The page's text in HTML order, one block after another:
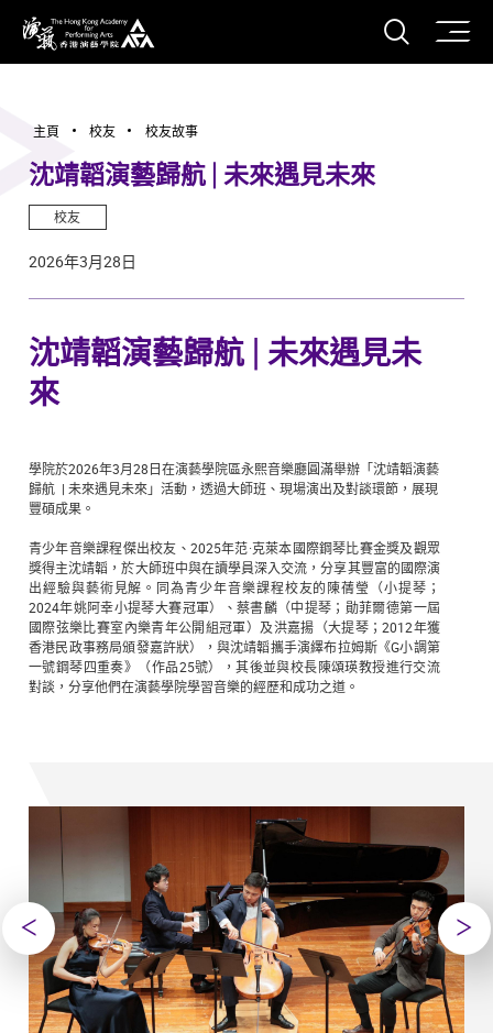
香港演藝學院
打開
主頁 校友 校友故事
沈靖韜演藝歸航 | 未來遇見未來
校友
2026年3月28日
沈靖韜演藝歸航 | 未來遇見未
來
學院於2026年3月28日在演藝學院區永熙音樂廳圓滿舉辦「沈靖韜演藝
歸航 | 未來遇見未來」活動，透過大師班、現場演出及對談環節，展現
豐碩成果。
青少年音樂課程傑出校友、2025年范·克萊本國際鋼琴比賽金獎及觀眾
獎得主沈靖韜，於大師班中與在讀學員深入交流，分享其豐富的國際演
出經驗與藝術見解。同為青少年音樂課程校友的陳蒨瑩（小提琴；
2024年姚阿幸小提琴大賽冠軍）、蔡書麟（中提琴；勛菲爾德第一屆
國際弦樂比賽室內樂青年公開組冠軍）及洪嘉揚（大提琴；2012年獲
香港民政事務局頒發嘉許狀），與沈靖韜攜手演繹布拉姆斯《G小調第
一號鋼琴四重奏》（作品25號），其後並與校長陳頌瑛教授進行交流
對談，分享他們在演藝學院學習音樂的經歷和成功之道。